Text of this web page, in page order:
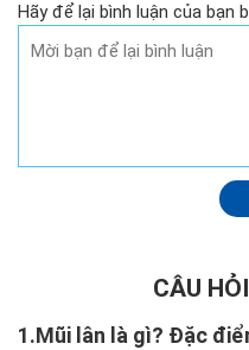
Hãy để lại bình luận của bạn
CÂU
1.Mũi lân là gì? Đặc